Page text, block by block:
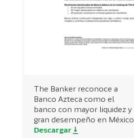
The Banker reconoce a
Banco Azteca como el
banco con mayor liquidez y
gran desempeño en México
Descargar